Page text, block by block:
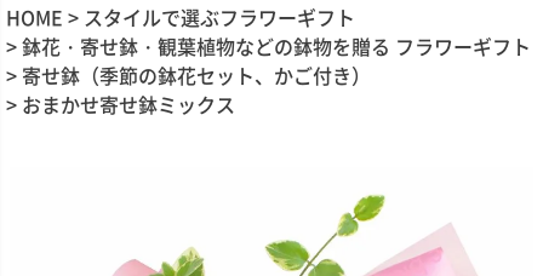
HOME
スタイルで選ぶフラワーギフト
鉢花・寄せ鉢・観葉植物などの鉢物を贈る フラワーギフト
寄せ鉢（季節の鉢花セット、かご付き）
おまかせ寄せ鉢ミックス